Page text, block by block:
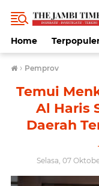
Home
› Pemprov
Temui
Al Haris
Daerah
Selasa, 07